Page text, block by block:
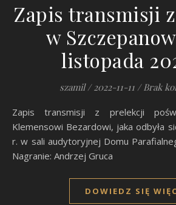
Zapis transmisji
w
listopada
szamil / 2022-11-11 / Brak
Zapis transmisji z prelekcji poświęconej kapitanowi
Klemensowi Bezardowi, jaka odbyła
r. w sali audytoryjnej Domu
Nagranie: Andrzej Gruca
DOWIEDZ SIĘ